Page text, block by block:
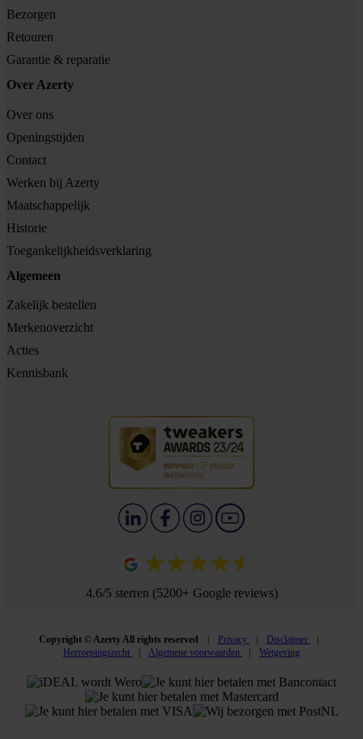
Bezorgen
Retouren
Garantie & reparatie
Over Azerty
Over ons
Openingstijden
Contact
Werken bij Azerty
Maatschappelijk
Historie
Toegankelijkheidsverklaring
Algemeen
Zakelijk bestellen
Merkenoverzicht
Acties
Kennisbank
4.6/5 sterren (5200+ Google reviews)
Copyright © Azerty All rights reserved Privacy
Disclaimer
Herroepingsrecht
Algemene voorwaarden Wetgeving